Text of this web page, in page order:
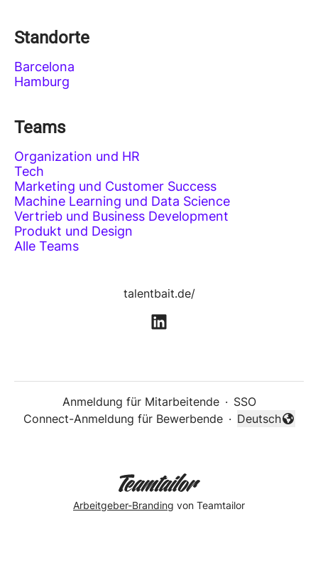
Standorte
Barcelona
Hamburg
Teams
Organization und HR
Tech
Marketing und Customer Success
Machine Learning und Data Science
Vertrieb und Business Development
Produkt und Design
Alle Teams
talentbait.de/
Anmeldung für Mitarbeitende · SSO
Connect-Anmeldung für Bewerbende ·
Sprache
Deutsch
Arbeitgeber-Branding von Teamtailor